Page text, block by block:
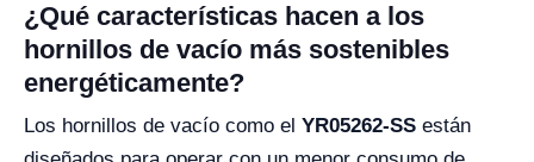
¿Qué características hacen a los
hornillos de vacío más sostenibles
energéticamente?
Los hornillos de vacío como el YR05262-SS están